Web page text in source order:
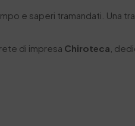
e saperi tramandati. Una
di impresa Chiroteca ,